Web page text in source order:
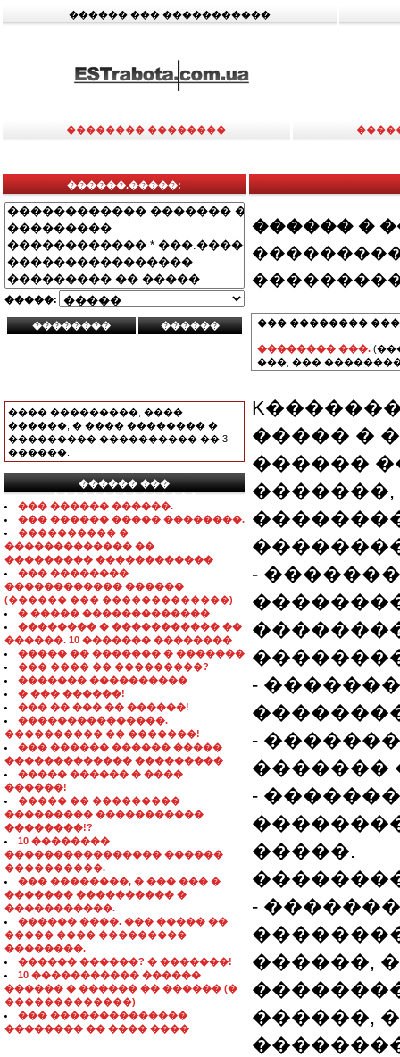
������ ��� �����������
�������� ��������
������.�����:
�����:
���� ���������, ����
������, � ���� �������� �
��������� ���������� �� 3
������.
������ ���
���������������
��� ������ ������.
��� ������ ����� ��������.
���������� �
������������� ��
��������� ������������
��� ��������
������������ ������
(������ ��� �������������)
� ����� �������������
�������� � ����������� ��
������. 10 ������� ��������
����� �� ������� � �������
��� ���� �� ���������?
������� ����������
� ��� ������!
��� �� ��� �� ������!
���������������.
���������� �� �������!
��� ������ ������ �����
������������� ���������
����� ������ � ����
������!
����� �� ���������
��������� �����������
��������!?
10 ��������
���������������� ������
����������.
��� ��������, � ��� ��� �
������� ���������� �
�����������.
������ ����. ��� ����� ��
����� ���� ���������
��������.
������ ������? � �������!
10 ����������� ������
������ � ������ �� ������ (�
�������������)
��� ��������������
�������� �� ���� ����
������ �
��� ��������
�������� ���.
���, ���
K�������
����� �
������
�������,
-
-
-
�������
-
�����.
-
������,
������,